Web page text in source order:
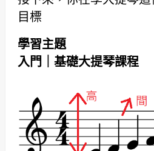
目標
學習主題
入門｜基礎大提琴課程